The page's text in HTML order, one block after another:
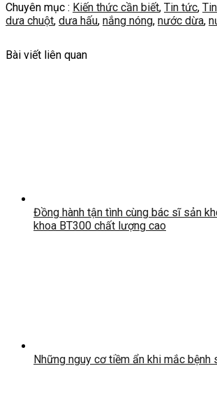
Chuyên mục : Kiến thức cần biết, Tin tức,
dưa chuột, dưa hấu, nắng nóng, nước dừa,
Bài viết liên quan
Đồng hành tận tình cùng bác sĩ sản
khoa BT300 chất lượng cao
Những nguy cơ tiềm ẩn khi mắc bệnh